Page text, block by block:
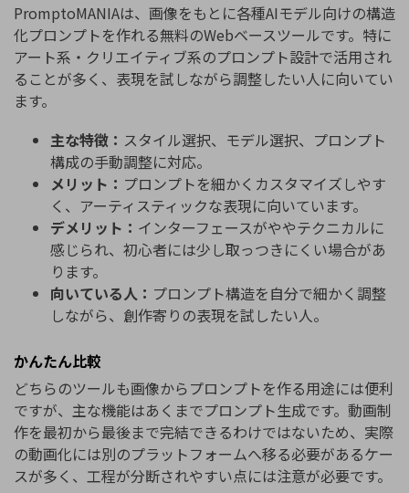
PromptoMANIAは、画像をもとに各種AIモデル向けの構造
化プロンプトを作れる無料のWebベースツールです。特に
アート系・クリエイティブ系のプロンプト設計で活用され
ることが多く、表現を試しながら調整したい人に向いてい
ます。
主な特徴： スタイル選択、モデル選択、プロンプト
構成の手動調整に対応。
メリット： プロンプトを細かくカスタマイズしやす
く、アーティスティックな表現に向いています。
デメリット： インターフェースがややテクニカルに
感じられ、初心者には少し取っつきにくい場合があ
ります。
向いている人： プロンプト構造を自分で細かく調整
しながら、創作寄りの表現を試したい人。
かんたん比較
どちらのツールも画像からプロンプトを作る用途には便利
ですが、主な機能はあくまでプロンプト生成です。動画制
作を最初から最後まで完結できるわけではないため、実際
の動画化には別のプラットフォームへ移る必要があるケー
スが多く、工程が分断されやすい点には注意が必要です。